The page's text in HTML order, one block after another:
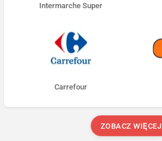
Intermarche Super
Carrefour
ZOBACZ WIĘCEJ